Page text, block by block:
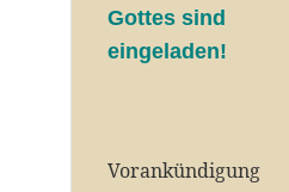
Gottes sind
eingeladen!
Vorankündigung